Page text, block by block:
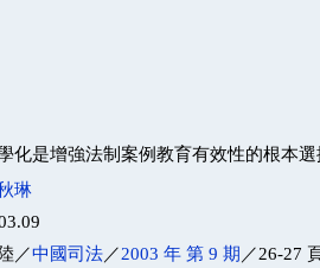
化是增強法制案例教育有效性的根本選
琳
／中國司法／2003 年 第 9 期 ／26-27